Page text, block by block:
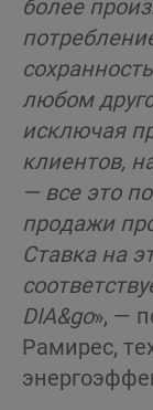
более
любом
исключая
клиентов,
— все это
продажи
Ставка на
DIA&go», —
Рамирес,